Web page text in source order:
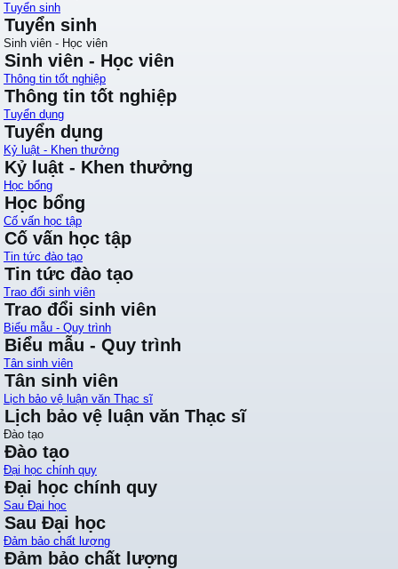
Tuyển sinh
Tuyển sinh
Sinh viên - Học viên
Sinh viên - Học viên
Thông tin tốt nghiệp
Thông tin tốt nghiệp
Tuyển dụng
Tuyển dụng
Kỷ luật - Khen thưởng
Kỷ luật - Khen thưởng
Học bổng
Học bổng
Cố vấn học tập
Cố vấn học tập
Tin tức đào tạo
Tin tức đào tạo
Trao đổi sinh viên
Trao đổi sinh viên
Biểu mẫu - Quy trình
Biểu mẫu - Quy trình
Tân sinh viên
Tân sinh viên
Lịch bảo vệ luận văn Thạc sĩ
Lịch bảo vệ luận văn Thạc sĩ
Đào tạo
Đào tạo
Đại học chính quy
Đại học chính quy
Sau Đại học
Sau Đại học
Đảm bảo chất lượng
Đảm bảo chất lượng